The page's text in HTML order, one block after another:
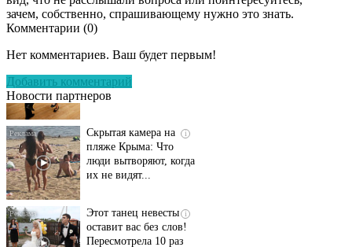
зачем, собственно, спрашивающему нужно это знать.
Комментарии (0)
Нет комментариев. Ваш будет первым!
Добавить комментарий
Новости партнеров
Ролик длится
смеяться вы будете
долго
люди вытворяют, когда
их не видят...
Пересмотрела 10 раз